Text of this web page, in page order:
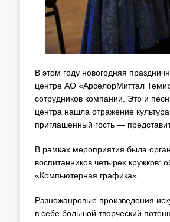
В этом году новогодняя
центре АО «АрселорМиттал
сотрудников компании. Это и
центра нашла отражение
приглашенный гость —
В рамках мероприятия была
воспитанников четырех кружков:
«Компьютерная графика».
Разножанровые произведения
в себе большой творческий